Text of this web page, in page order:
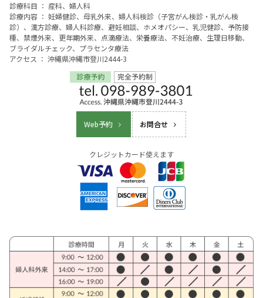
診療科目 ： 産科、婦人科
診療内容 ： 妊婦健診、母乳外来、婦人科検診（子宮がん検診・乳がん検
診）、漢方診療、婦人科診療、避妊相談、ホメオパシー、乳児健診、予防接
種、禁煙外来、更年期外来、点滴療法、栄養療法、不妊治療、生理日移動、
ブライダルチェック、プラセンタ療法
アクセス ： 沖縄県沖縄市登川2444-3
Web予約 お問合せ
クレジットカード使えます